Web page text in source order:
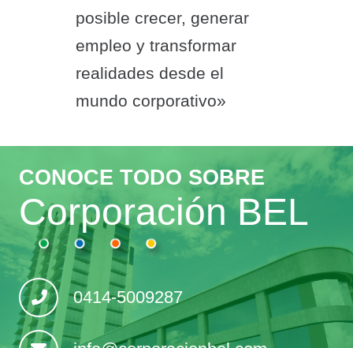
posible crecer, generar
empleo y transformar
realidades desde el
mundo corporativo»
CONOCE TODO SOBRE
Corporación BEL
0414-5009287